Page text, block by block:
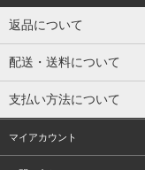
返品について
配送・送料について
支払い方法について
マイアカウント